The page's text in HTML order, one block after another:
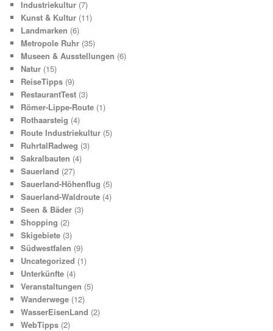
Industriekultur (7)
Kunst & Kultur (11)
Landmarken (6)
Metropole Ruhr (35)
Museen & Ausstellungen (6)
Natur (15)
ReiseTipps (9)
RestaurantTest (3)
Römer-Lippe-Route (1)
Rothaarsteig (4)
Route Industriekultur (5)
RuhrtalRadweg (3)
Sakralbauten (4)
Sauerland (27)
Sauerland-Höhenflug (5)
Sauerland-Waldroute (4)
Seen & Bäder (3)
Shopping (2)
Skigebiete (3)
Südwestfalen (9)
Uncategorized (1)
Unterkünfte (4)
Veranstaltungen (5)
Wanderwege (12)
WasserEisenLand (2)
WebTipps (2)